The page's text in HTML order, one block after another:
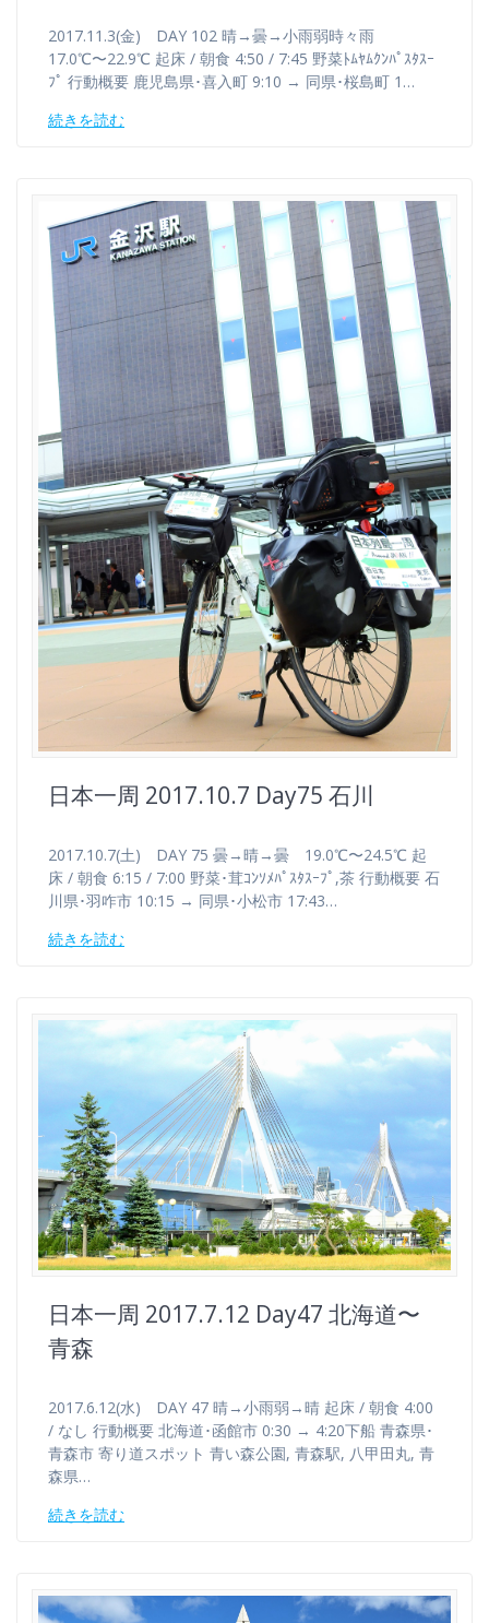
2017.11.3(金) DAY 102 晴→曇→小雨弱時々雨
17.0℃〜22.9℃ 起床 / 朝食 4:50 / 7:45 野菜ﾄﾑﾔﾑｸﾝﾊﾟｽﾀｽｰ
ﾌﾟ 行動概要 鹿児島県･喜入町 9:10 → 同県･桜島町 1…
続きを読む
日本一周 2017.10.7 Day75 石川
2017.10.7(土) DAY 75 曇→晴→曇 19.0℃〜24.5℃ 起
床 / 朝食 6:15 / 7:00 野菜･茸ｺﾝｿﾒﾊﾟｽﾀｽｰﾌﾟ,茶 行動概要 石
川県･羽咋市 10:15 → 同県･小松市 17:43…
続きを読む
日本一周 2017.7.12 Day47 北海道〜
青森
2017.6.12(水) DAY 47 晴→小雨弱→晴 起床 / 朝食 4:00
/ なし 行動概要 北海道･函館市 0:30 → 4:20下船 青森県･
青森市 寄り道スポット 青い森公園, 青森駅, 八甲田丸, 青
森県…
続きを読む